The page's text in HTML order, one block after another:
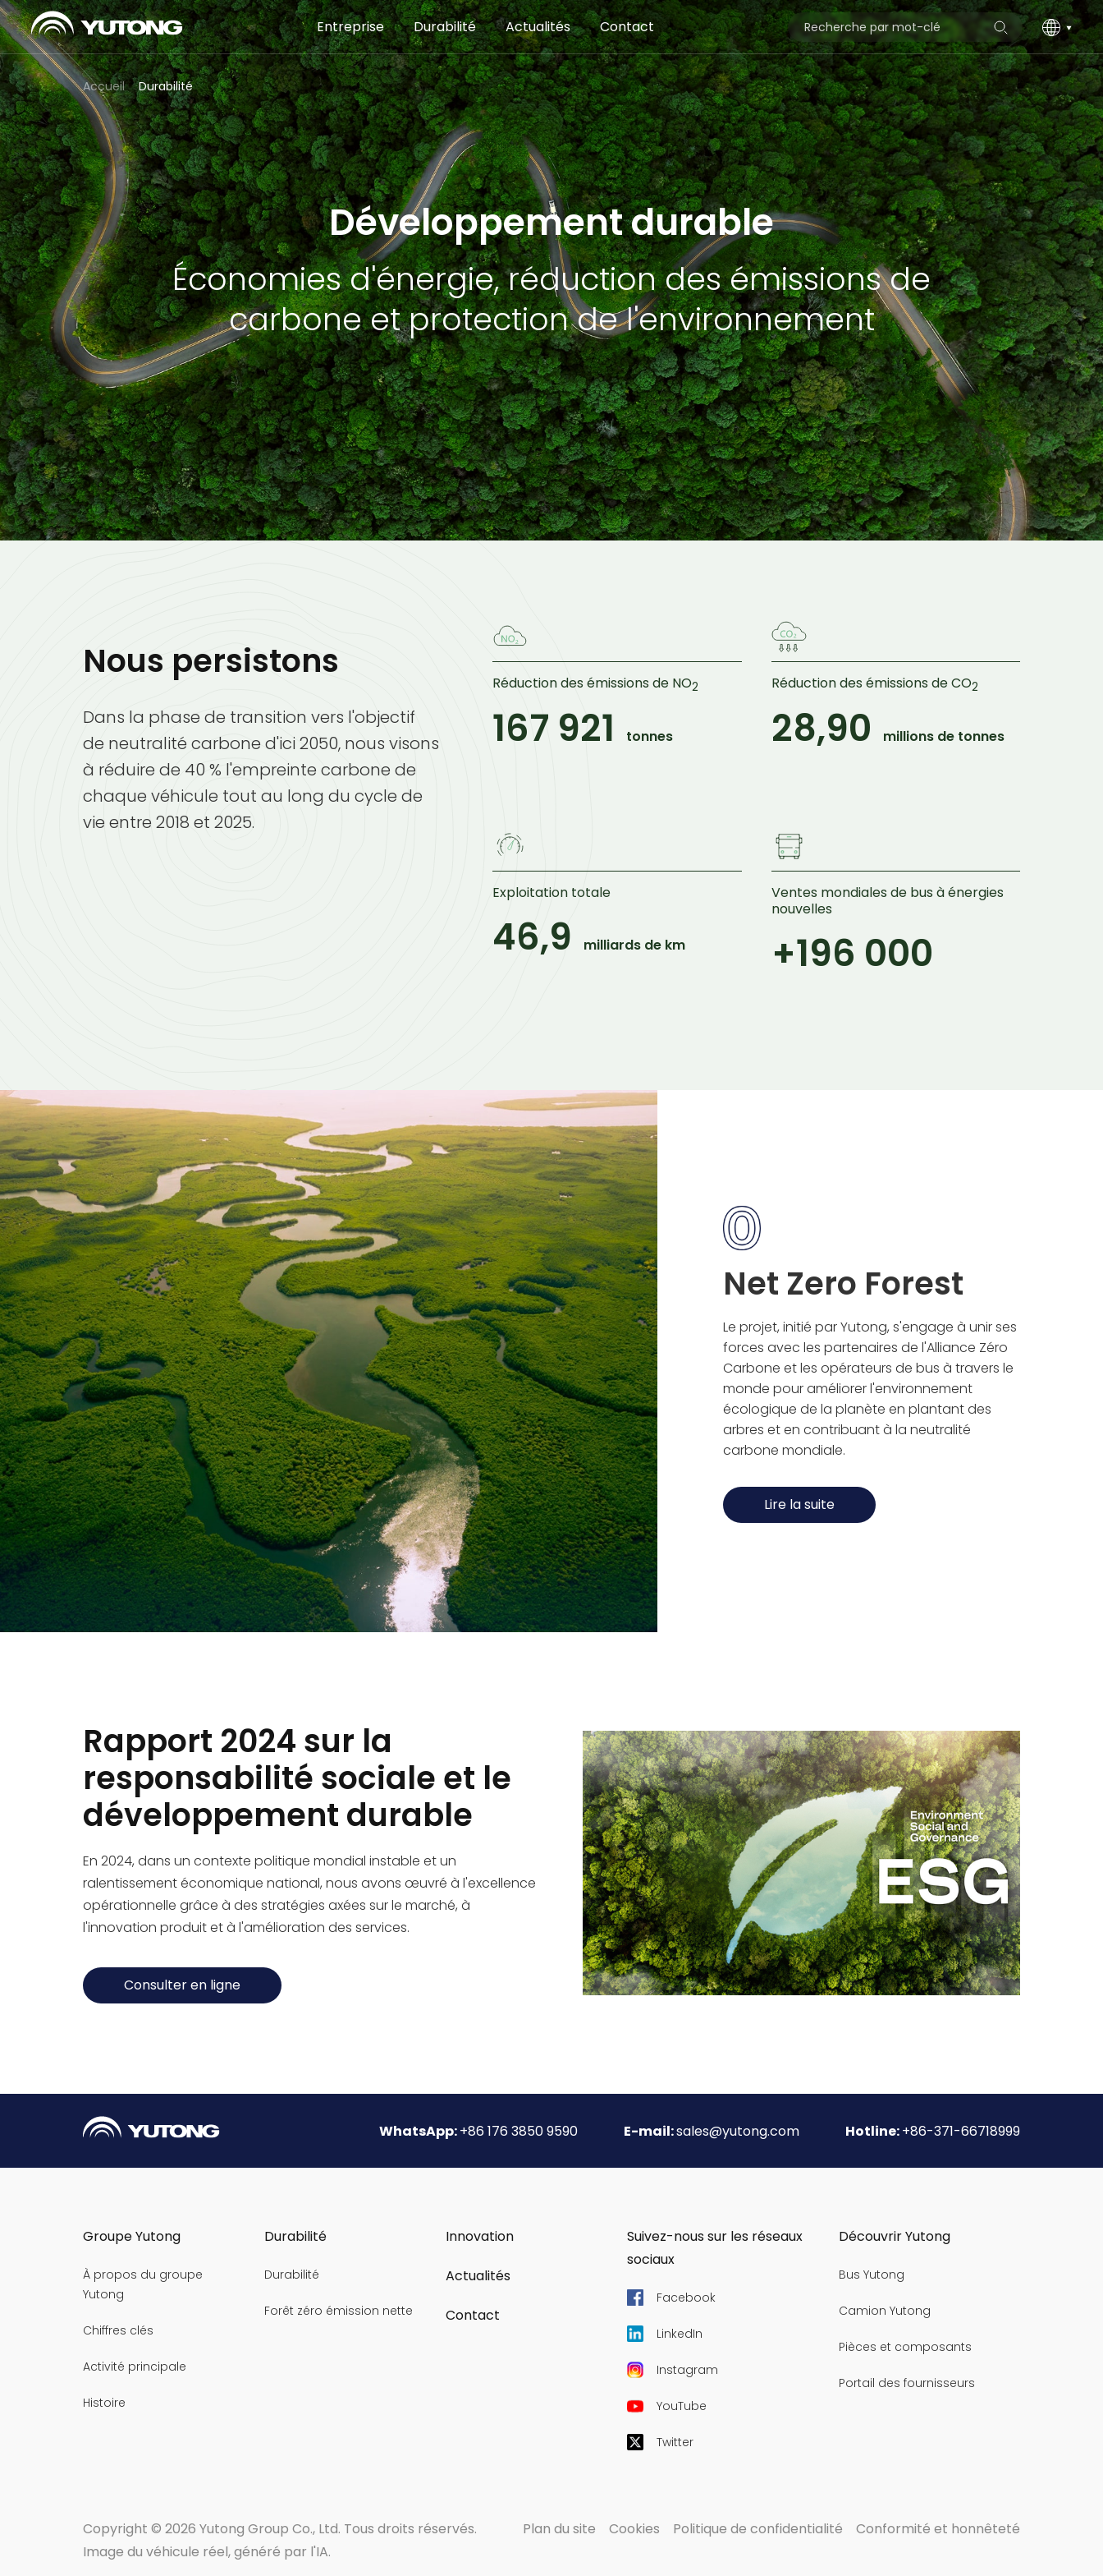
Entreprise Durabilité Actualités Contact
Développement durable
Économies d'énergie, réduction des émissions de
carbone et protection de l'environnement
Accueil Durabilité
Nous persistons
Dans la phase de transition vers l'objectif
de neutralité carbone d'ici 2050, nous visons
à réduire de 40 % l'empreinte carbone de
chaque véhicule tout au long du cycle de
vie entre 2018 et 2025.
Réduction des émissions de NO2
167 921 tonnes
Réduction des émissions de CO2
28,90 millions de tonnes
Exploitation totale
46,9 milliards de km
Ventes mondiales de bus à énergies
nouvelles
+196 000
Net Zero Forest
Le projet, initié par Yutong, s'engage à unir ses
forces avec les partenaires de l'Alliance Zéro
Carbone et les opérateurs de bus à travers le
monde pour améliorer l'environnement
écologique de la planète en plantant des
arbres et en contribuant à la neutralité
carbone mondiale.
Lire la suite
Rapport 2024 sur la
responsabilité sociale et le
développement durable
En 2024, dans un contexte politique mondial instable et un
ralentissement économique national, nous avons œuvré à l'excellence
opérationnelle grâce à des stratégies axées sur le marché, à
l'innovation produit et à l'amélioration des services.
Consulter en ligne
WhatsApp:+86 176 3850 9590 E-mail:sales@yutong.com Hotline:+86-371-66718999
Groupe Yutong
À propos du groupe
Yutong
Chiffres clés
Activité principale
Histoire
Durabilité
Durabilité
Forêt zéro émission nette
Innovation
Actualités
Contact
Suivez-nous sur les réseaux
sociaux
Facebook
LinkedIn
Instagram
YouTube
Twitter
Découvrir Yutong
Bus Yutong
Camion Yutong
Pièces et composants
Portail des fournisseurs
Copyright © 2026 Yutong Group Co., Ltd. Tous droits réservés.
Image du véhicule réel, généré par l'IA.
Plan du site Cookies Politique de confidentialité Conformité et honnêteté